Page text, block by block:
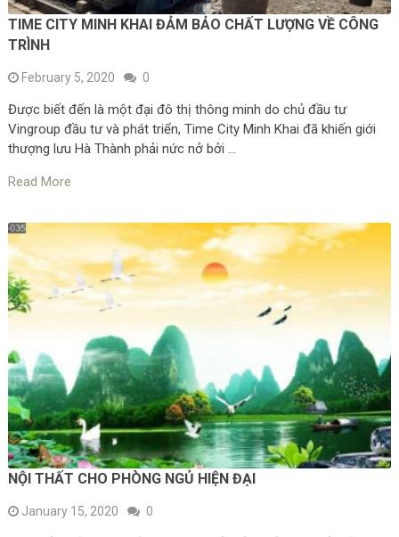
TIME CITY MINH KHAI ĐẢM BẢO CHẤT LƯỢNG VỀ CÔNG
TRÌNH
February 5, 2020 0
Được biết đến là một đại đô thị thông minh do chủ đầu tư
Vingroup đầu tư và phát triển, Time City Minh Khai đã khiến giới
thượng lưu Hà Thành phải nức nở bởi …
Read More
NỘI THẤT CHO PHÒNG NGỦ HIỆN ĐẠI
January 15, 2020 0